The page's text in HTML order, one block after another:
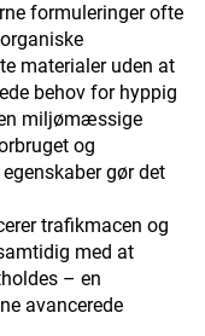
formuleringer ofte
materialer uden at
behov for hyppig
miljømæssige
og
gør det
trafikmacen og
med at
– en
avancerede